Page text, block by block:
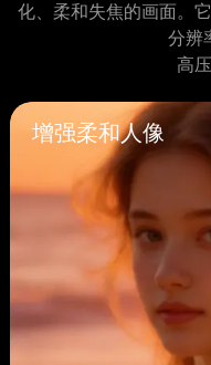
化、柔和失焦的画面。
分辨
高
增强柔和人像